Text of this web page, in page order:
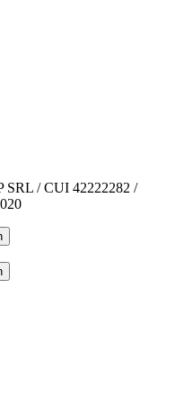
/ CUI 42222282 /